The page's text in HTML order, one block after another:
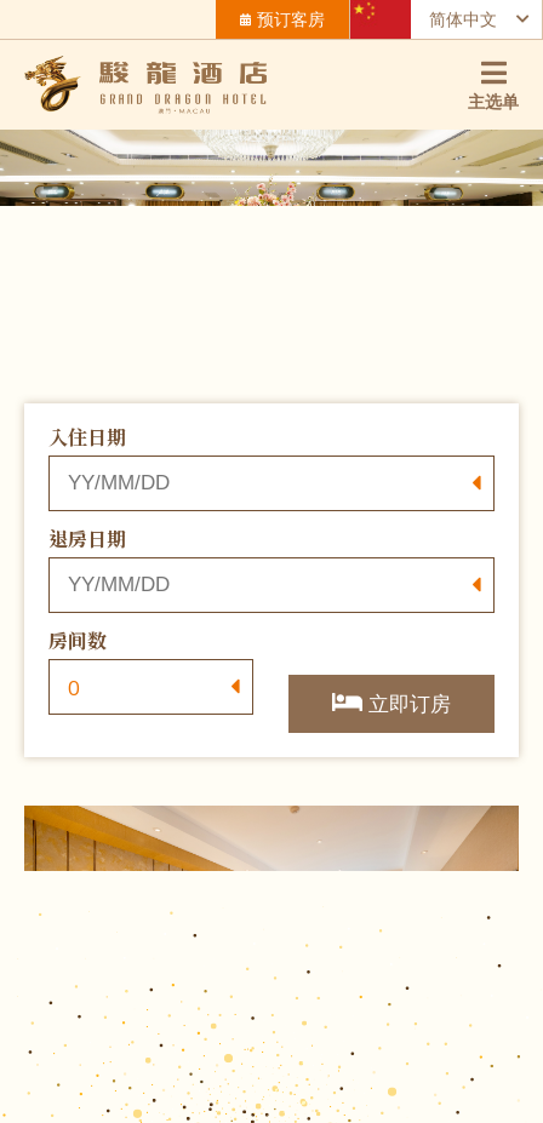
预订客房 简体中文
主选单
入住日期
退房日期
房间数
立即订房